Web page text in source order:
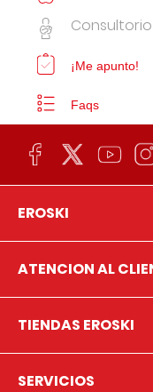
¡Me apunto!
Faqs
EROSKI
ATENCION AL
TIENDAS EROSKI
SERVICIOS